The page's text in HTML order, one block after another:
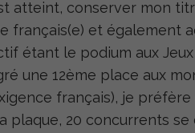
atteint, conserver mon
français(e) et également
étant le podium aux
une 12ème place aux
français), je
plaque, 20 concurrents